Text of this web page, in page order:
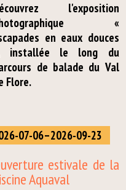
l'exposition
«
en eaux douces
installée le long du
de balade du Val
Flore.
07-06–2026-09-23
estivale de la
Aquaval